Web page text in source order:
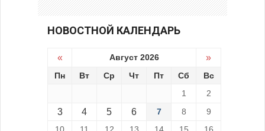
НОВОСТНОЙ КАЛЕНДАРЬ
« Август 2026 »
Пн Вт Ср Чт Пт Сб
Вс
1
2
3 4 5 6 7 8
9